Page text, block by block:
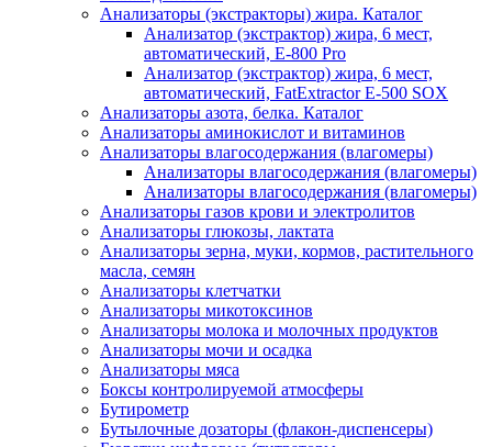
Анализаторы (экстракторы) жира. Каталог
Анализатор (экстрактор) жира, 6 мест,
автоматический, E-800 Pro
Анализатор (экстрактор) жира, 6 мест,
автоматический, FatExtractor E-500 SOX
Анализаторы азота, белка. Каталог
Анализаторы аминокислот и витаминов
Анализаторы влагосодержания (влагомеры)
Анализаторы влагосодержания (влагомеры)
Анализаторы влагосодержания (влагомеры)
Анализаторы газов крови и электролитов
Анализаторы глюкозы, лактата
Анализаторы зерна, муки, кормов, растительного
масла, семян
Анализаторы клетчатки
Анализаторы микотоксинов
Анализаторы молока и молочных продуктов
Анализаторы мочи и осадка
Анализаторы мяса
Боксы контролируемой атмосферы
Бутирометр
Бутылочные дозаторы (флакон-диспенсеры)